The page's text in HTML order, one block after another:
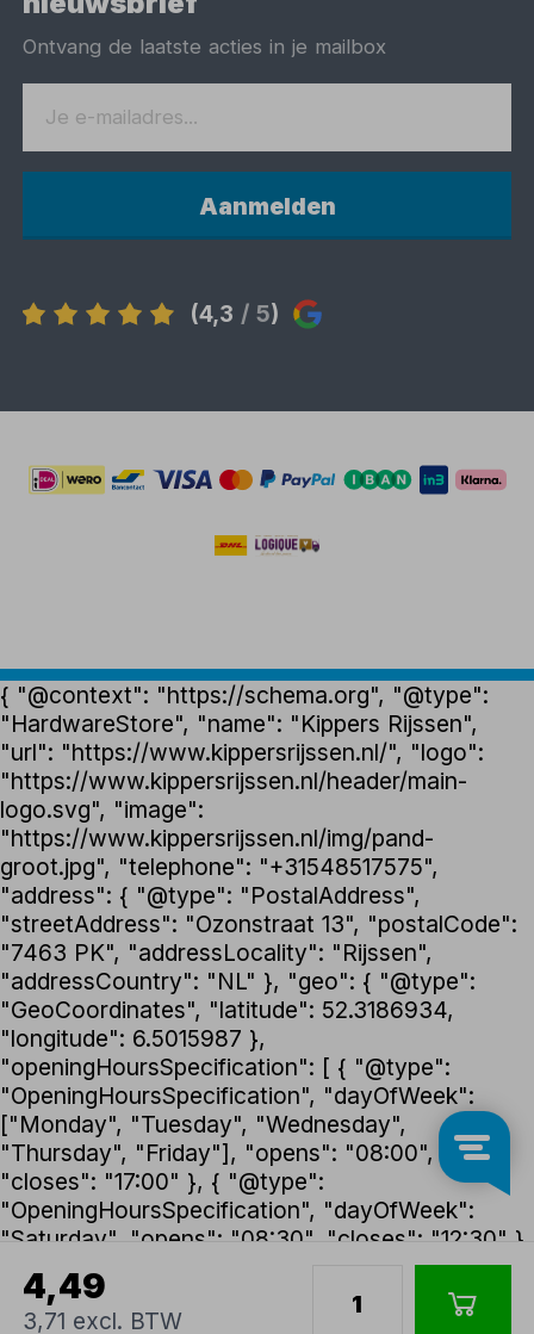
4,49
3,71 excl. BTW
Ontvang de laatste acties in je mailbox
Aanmelden
(4,3 / 5)
{ "@context": "https://schema.org", "@type":
"HardwareStore", "name": "Kippers Rijssen",
"url": "https://www.kippersrijssen.nl/", "logo":
"https://www.kippersrijssen.nl/header/main-
logo.svg", "image":
"https://www.kippersrijssen.nl/img/pand-
groot.jpg", "telephone": "+31548517575",
"address": { "@type": "PostalAddress",
"streetAddress": "Ozonstraat 13", "postalCode":
"7463 PK", "addressLocality": "Rijssen",
"addressCountry": "NL" }, "geo": { "@type":
"GeoCoordinates", "latitude": 52.3186934,
"longitude": 6.5015987 },
"openingHoursSpecification": [ { "@type":
"OpeningHoursSpecification", "dayOfWeek":
["Monday", "Tuesday", "Wednesday",
"Thursday", "Friday"], "opens": "08:00",
"closes": "17:00" }, { "@type":
"OpeningHoursSpecification", "dayOfWeek":
"Saturday", "opens": "08:30", "closes": "12:30" }
], "foundingDate": "1992", "founder": { "@type":
"Person", "name": "Henk Kippers" },
"paymentAccepted": ["iDEAL", "Bancontact",